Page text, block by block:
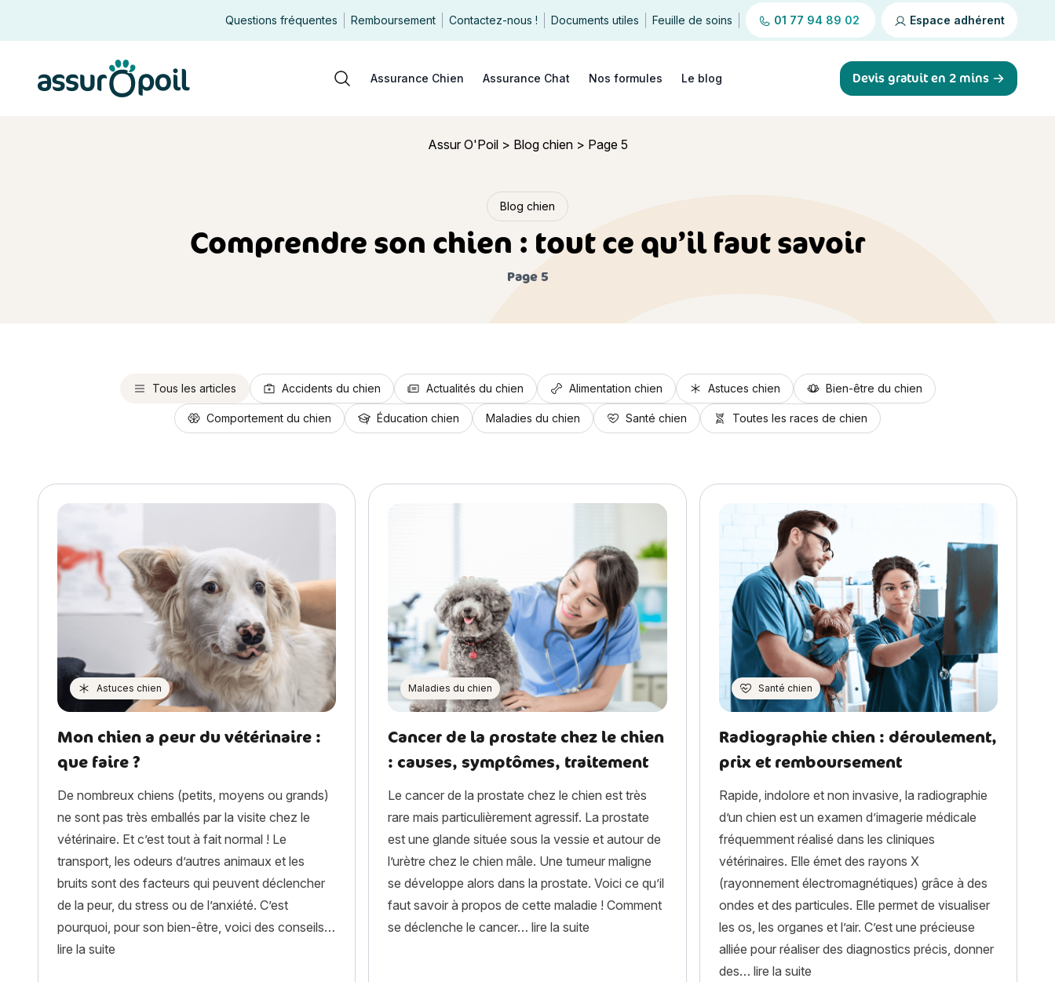
Questions fréquentes Remboursement Contactez-nous ! Documents utiles Feuille de soins 01 77 94 89 02 Espace adhérent
Rechercher
Assurance Chien Assurance Chat Nos formules Le blog Devis gratuit en 2 mins
Assur O'Poil> Blog chien> Page 5
Blog chien
Comprendre son chien : tout ce qu’il faut savoir
Page 5
Tous les articles Accidents du chien Actualités du chien Alimentation chien Astuces chien Bien-être du chien
Comportement du chien Éducation chien Maladies du chien Santé chien Toutes les races de chien
Astuces chien
Mon chien a peur du vétérinaire :
que faire ?
De nombreux chiens (petits, moyens ou grands)
ne sont pas très emballés par la visite chez le
vétérinaire. Et c’est tout à fait normal ! Le
transport, les odeurs d’autres animaux et les
bruits sont des facteurs qui peuvent déclencher
de la peur, du stress ou de l’anxiété. C’est
pourquoi, pour son bien-être, voici des conseils…
lire la suite
Maladies du chien
Cancer de la prostate chez le chien
: causes, symptômes, traitement
Le cancer de la prostate chez le chien est très
rare mais particulièrement agressif. La prostate
est une glande située sous la vessie et autour de
l’urètre chez le chien mâle. Une tumeur maligne
se développe alors dans la prostate. Voici ce qu’il
faut savoir à propos de cette maladie ! Comment
se déclenche le cancer…lire la suite « Cancer de la prostate chez le chien : causes, symptômes, traitement »
Santé chien
Radiographie chien : déroulement,
prix et remboursement
Rapide, indolore et non invasive, la radiographie
d’un chien est un examen d’imagerie médicale
fréquemment réalisé dans les cliniques
vétérinaires. Elle émet des rayons X
(rayonnement électromagnétiques) grâce à des
ondes et des particules. Elle permet de visualiser
les os, les organes et l’air. C’est une précieuse
alliée pour réaliser des diagnostics précis, donner
des… lire la suite« Radiographie chien : déroulement, prix